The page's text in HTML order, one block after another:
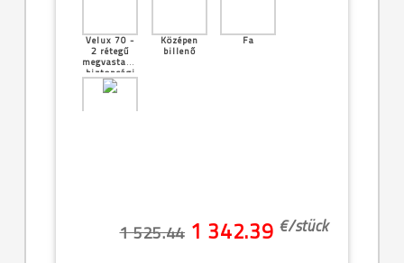
Velux 70 -
2 rétegű
megvastagított
biztonsági
üveg
Középen
billenő
Fa
1 525.44 1 342.39 €/stück